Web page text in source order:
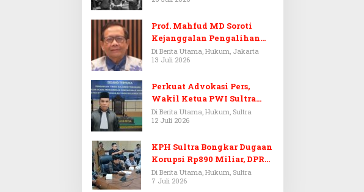
Prof. Mahfud MD Soroti
Kejanggalan Pengalihan
Penyelidikan Tersangka
Febrie Adriansyah
Di Berita Utama, Hukum, Jakarta
13 Juli 2026
Perkuat Advokasi Pers,
Wakil Ketua PWI Sultra
Resmi Dilantik Menjadi
Advokat PERADI
Di Berita Utama, Hukum, Sultra
12 Juli 2026
KPH Sultra Bongkar Dugaan
Korupsi Rp890 Miliar, DPRD
Sultra Gelar RDP
Di Berita Utama, Hukum, Sultra
7 Juli 2026